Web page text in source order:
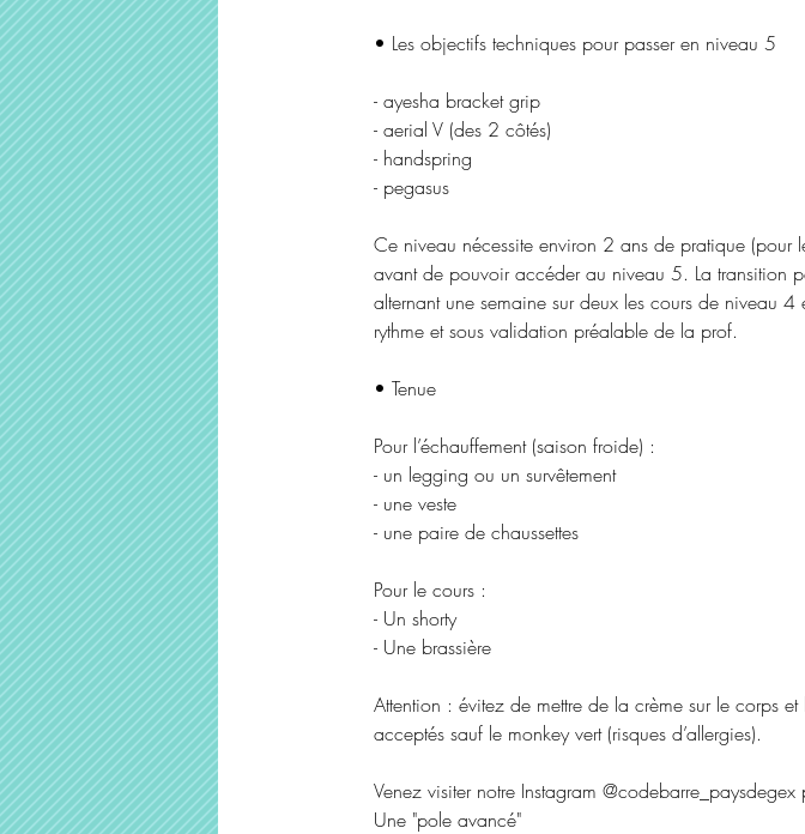
• Les objectifs techniques pour passer en niveau 5
- ayesha bracket grip
- aerial V (des 2 côtés)
- handspring
- pegasus
Ce niveau nécessite environ 2 ans de pratique (pour
avant de pouvoir accéder au niveau 5. La transition
alternant une semaine sur deux les cours de niveau
rythme et sous validation préalable de la prof.
• Tenue
Pour l’échauffement (saison froide) :
- un legging ou un survêtement
- une veste
- une paire de chaussettes
Pour le cours :
- Un shorty
- Une brassière
Attention : évitez de mettre de la crème sur le corps
acceptés sauf le monkey vert (risques d’allergies).
Venez visiter notre Instagram
Une "pole avancé"